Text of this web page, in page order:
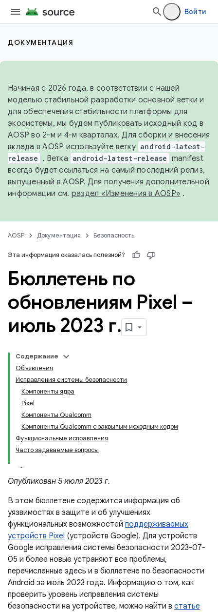
Войти
ДОКУМЕНТАЦИЯ
Начиная с 2026 года, в соответствии с нашей
моделью стабильной разработки основной ветки и
для обеспечения стабильности платформы для
экосистемы, мы будем публиковать исходный код в
AOSP во 2-м и 4-м кварталах. Для сборки и внесения
вклада в AOSP используйте ветку android-latest-
release . Ветка android-latest-release manifest
всегда будет ссылаться на самый последний релиз,
выпущенный в AOSP. Для получения дополнительной
информации см. раздел «Изменения в AOSP» .
AOSP Документация Безопасность
Эта информация оказалась полезной?
Бюллетень по
обновлениям Pixel –
июль 2023 г.
Содержание
Объявления
Исправления системы безопасности
Компоненты ядра
Pixel
Компоненты Qualcomm
Компоненты Qualcomm с закрытым исходным кодом
Функциональные исправления
Часто задаваемые вопросы
Опубликован 5 июля 2023 г.
В этом бюллетене содержится информация об
уязвимостях в защите и об улучшениях
функциональных возможностей поддерживаемых
устройств Pixel (устройств Google). Для устройств
Google исправления системы безопасности 2023-07-
05 и более новые устраняют все проблемы,
перечисленные здесь и в бюллетене по безопасности
Android за июль 2023 года. Информацию о том, как
проверить уровень исправления системы
безопасности на устройстве, можно найти в статье